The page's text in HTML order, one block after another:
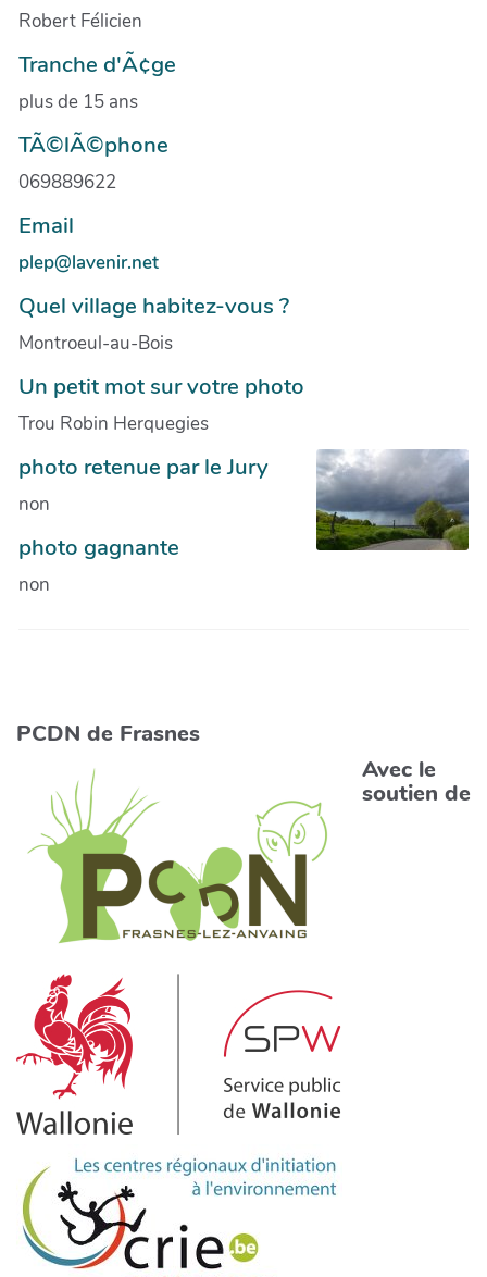
Robert Félicien
Tranche d'Ã¢ge
plus de 15 ans
TÃ©lÃ©phone
069889622
Email
plep@lavenir.net
Quel village habitez-vous ?
Montroeul-au-Bois
Un petit mot sur votre photo
Trou Robin Herquegies
photo retenue par le Jury
non
photo gagnante
non
PCDN de Frasnes
Avec le
soutien de